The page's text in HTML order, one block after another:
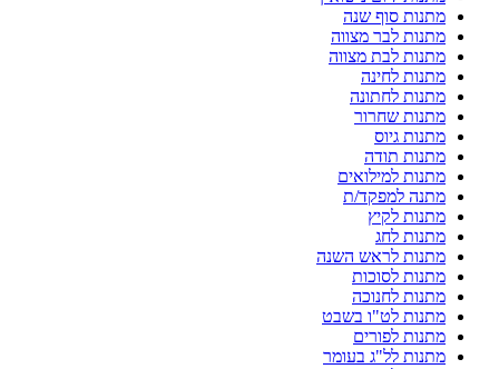
מתנות סוף שנה
מתנות לבר מצווה
מתנות לבת מצווה
מתנות לחינה
מתנות לחתונה
מתנות שחרור
מתנות גיוס
מתנות תודה
מתנות למילואים
מתנה למפקד/ת
מתנות לקיץ
מתנות לחג
מתנות לראש השנה
מתנות לסוכות
מתנות לחנוכה
מתנות לט"ו בשבט
מתנות לפורים
מתנות לל"ג בעומר